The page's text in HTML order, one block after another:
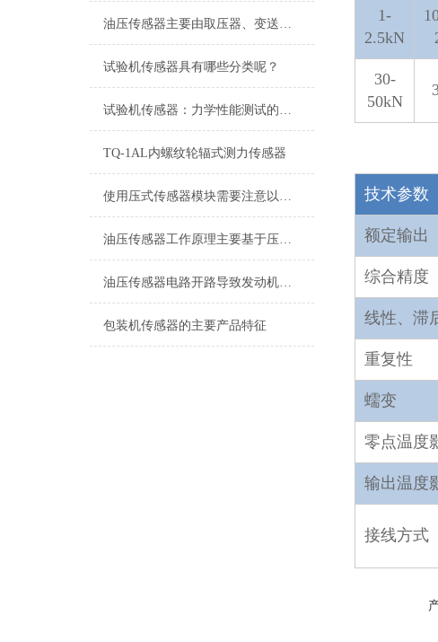
油压传感器主要由取压器、变送电路及电气输出接口三大部分组成
试验机传感器具有哪些分类呢？
试验机传感器：力学性能测试的核心组件解析
TQ-1AL内螺纹轮辐式测力传感器
使用压式传感器模块需要注意以下几个问题
油压传感器工作原理主要基于压阻效应或压电效应
油压传感器电路开路导致发动机无法起动
包装机传感器的主要产品特征
1-
2.5kN
30-
50kN
技术参数
额定输出
综合精度
线性、滞
重复性
蠕变
零点温度
输出温度
接线方式